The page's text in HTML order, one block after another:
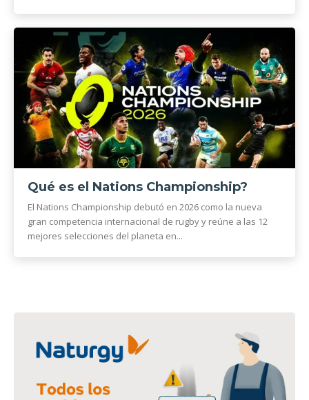
Qué es el Nations Championship?
El Nations Championship debutó en 2026 como la nueva
gran competencia internacional de rugby y reúne a las 12
mejores selecciones del planeta en...